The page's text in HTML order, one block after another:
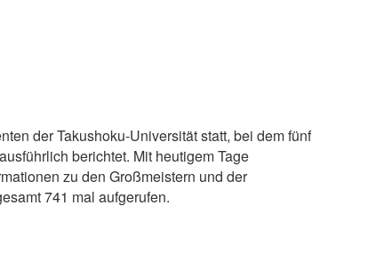
der Takushoku-Universität statt, bei dem fünf
berichtet. Mit heutigem Tage
zu den Großmeistern und der
741 mal aufgerufen.